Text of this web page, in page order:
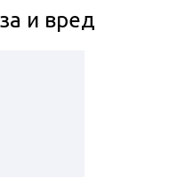
и вред